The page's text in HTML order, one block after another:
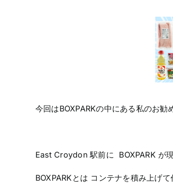
今回はBOXPARKの中にある私のお勧
East Croydon 駅前に BOXPARK が
BOXPARKとは コンテナを積み上げて